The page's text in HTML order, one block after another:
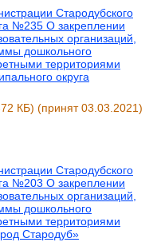
Стародубского
№235 О закреплении
организаций,
дошкольного
территориями
округа
КБ) (принят 03.03.2021)
Стародубского
№203 О закреплении
организаций,
дошкольного
территориями
Стародуб»